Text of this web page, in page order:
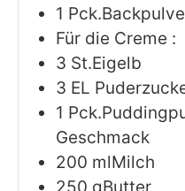
1
Für die Creme :
3 St.Eigelb
3 EL
1
Geschmack
200 mlMilch
250 gButter